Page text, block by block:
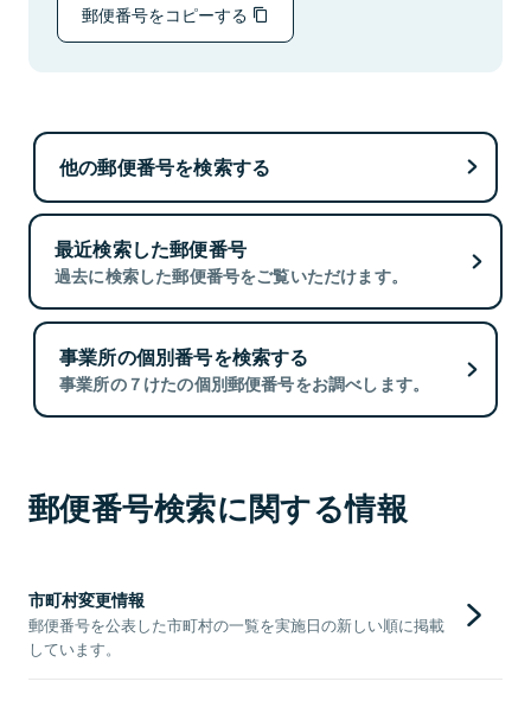
郵便番号をコピーする
他の郵便番号を検索する
最近検索した郵便番号
過去に検索した郵便番号をご覧いただけます。
事業所の個別番号を検索する
事業所の７けたの個別郵便番号をお調べします。
郵便番号検索に関する情報
市町村変更情報
郵便番号を公表した市町村の一覧を実施日の新しい順に掲載
しています。